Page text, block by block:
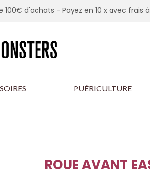
100€ d'achats - Payez en 10 x avec frais
PUÉRICULTURE
ROUE AVANT